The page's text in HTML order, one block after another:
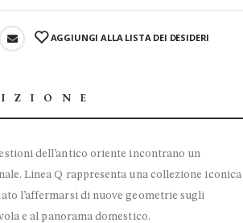
AGGIUNGI ALLA LISTA DEI DESIDERI
dell’antico oriente incontrano un
Linea Q rappresenta una collezione iconica
l’affermarsi di nuove geometrie sugli
e al panorama domestico.